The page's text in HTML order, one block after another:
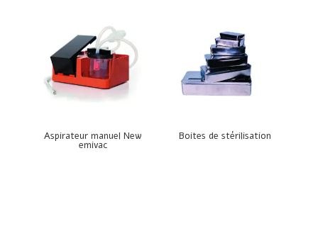
Aspirateur manuel New
emivac
Boites de stérilisation